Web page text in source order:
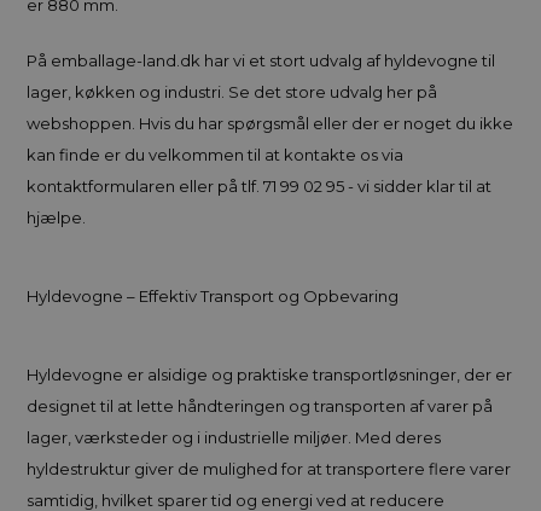
er 880 mm.
På emballage-land.dk har vi et stort udvalg af hyldevogne til
lager, køkken og industri. Se det store udvalg her på
webshoppen. Hvis du har spørgsmål eller der er noget du ikke
kan finde er du velkommen til at kontakte os via
kontaktformularen eller på tlf. 71 99 02 95 - vi sidder klar til at
hjælpe.
Hyldevogne – Effektiv Transport og Opbevaring
Hyldevogne er alsidige og praktiske transportløsninger, der er
designet til at lette håndteringen og transporten af varer på
lager, værksteder og i industrielle miljøer. Med deres
hyldestruktur giver de mulighed for at transportere flere varer
samtidig, hvilket sparer tid og energi ved at reducere